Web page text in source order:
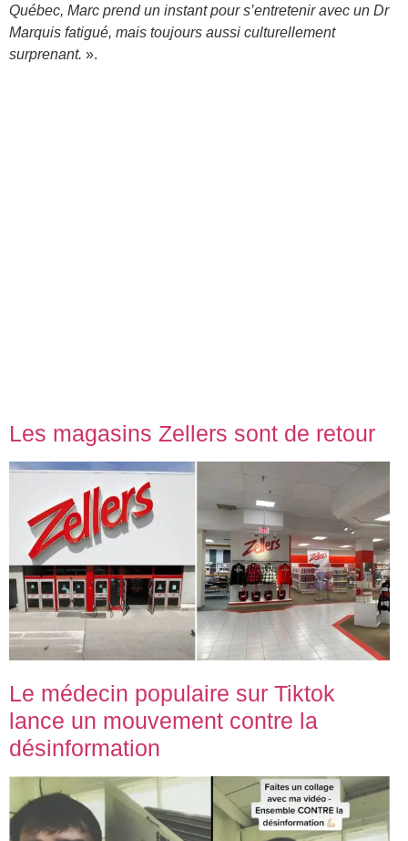
Québec, Marc prend un instant pour s’entretenir avec un Dr
Marquis fatigué, mais toujours aussi culturellement
surprenant. ».
Les magasins Zellers sont de retour
Le médecin populaire sur Tiktok
lance un mouvement contre la
désinformation